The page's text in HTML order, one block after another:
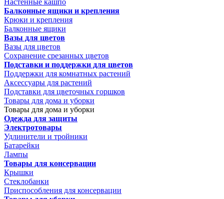
Настенные кашпо
Балконные ящики и крепления
Крюки и крепления
Балконные ящики
Вазы для цветов
Вазы для цветов
Сохранение срезанных цветов
Подставки и поддержки для цветов
Поддержки для комнатных растений
Аксессуары для растений
Подставки для цветочных горшков
Товары для дома и уборки
Товары для дома и уборки
Одежда для защиты
Электротовары
Удлинители и тройники
Батарейки
Лампы
Товары для консервации
Крышки
Стеклобанки
Приспособления для консервации